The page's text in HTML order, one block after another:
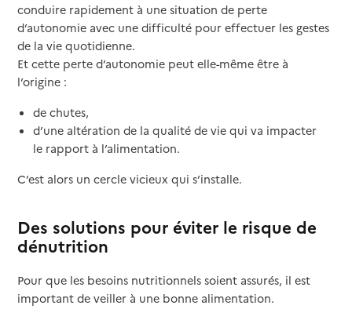
conduire rapidement à une situation de perte
d’autonomie avec une difficulté pour effectuer les gestes
de la vie quotidienne.
Et cette perte d’autonomie peut elle-même être à
l’origine :
de chutes,
d’une altération de la qualité de vie qui va impacter
le rapport à l’alimentation.
C’est alors un cercle vicieux qui s’installe.
Des solutions pour éviter le risque de
dénutrition
Pour que les besoins nutritionnels soient assurés, il est
important de veiller à une bonne alimentation.